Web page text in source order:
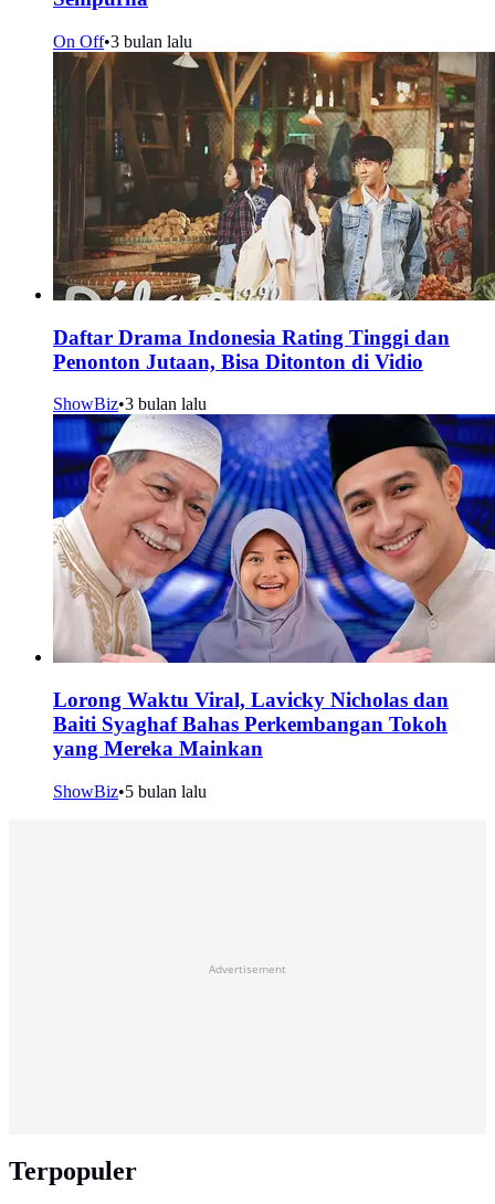
On Off•3 bulan lalu
Daftar Drama Indonesia Rating Tinggi dan
Penonton Jutaan, Bisa Ditonton di Vidio
ShowBiz•3 bulan lalu
Lorong Waktu Viral, Lavicky Nicholas dan
Baiti Syaghaf Bahas Perkembangan Tokoh
yang Mereka Mainkan
ShowBiz•5 bulan lalu
Advertisement
Terpopuler